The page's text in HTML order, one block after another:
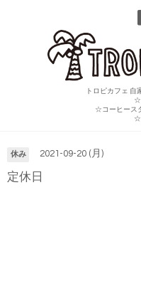
トロピカフェ 自家
☆自
☆コーヒースタ
☆東
休み 2021-09-20 (月)
定休日